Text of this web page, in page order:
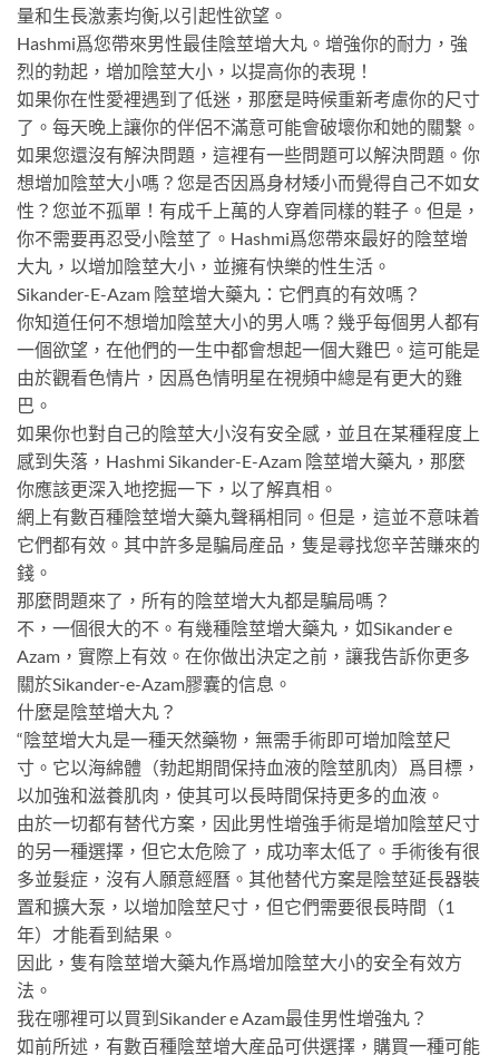
量和生長激素均衡,以引起性欲望。
Hashmi爲您帶來男性最佳陰莖增大丸。增強你的耐力，強
烈的勃起，增加陰莖大小，以提高你的表現！
如果你在性愛裡遇到了低迷，那麼是時候重新考慮你的尺寸
了。每天晚上讓你的伴侶不滿意可能會破壞你和她的關繫。
如果您還沒有解決問題，這裡有一些問題可以解決問題。你
想增加陰莖大小嗎？您是否因爲身材矮小而覺得自己不如女
性？您並不孤單！有成千上萬的人穿着同樣的鞋子。但是，
你不需要再忍受小陰莖了。Hashmi爲您帶來最好的陰莖增
大丸，以增加陰莖大小，並擁有快樂的性生活。
Sikander-E-Azam 陰莖增大藥丸：它們真的有效嗎？
你知道任何不想增加陰莖大小的男人嗎？幾乎每個男人都有
一個欲望，在他們的一生中都會想起一個大雞巴。這可能是
由於觀看色情片，因爲色情明星在視頻中總是有更大的雞
巴。
如果你也對自己的陰莖大小沒有安全感，並且在某種程度上
感到失落，Hashmi Sikander-E-Azam 陰莖增大藥丸，那麼
你應該更深入地挖掘一下，以了解真相。
網上有數百種陰莖增大藥丸聲稱相同。但是，這並不意味着
它們都有效。其中許多是騙局産品，隻是尋找您辛苦賺來的
錢。
那麼問題來了，所有的陰莖增大丸都是騙局嗎？
不，一個很大的不。有幾種陰莖增大藥丸，如Sikander e
Azam，實際上有效。在你做出決定之前，讓我告訴你更多
關於Sikander-e-Azam膠囊的信息。
什麼是陰莖增大丸？
“陰莖增大丸是一種天然藥物，無需手術即可增加陰莖尺
寸。它以海綿體（勃起期間保持血液的陰莖肌肉）爲目標，
以加強和滋養肌肉，使其可以長時間保持更多的血液。
由於一切都有替代方案，因此男性增強手術是增加陰莖尺寸
的另一種選擇，但它太危險了，成功率太低了。手術後有很
多並髮症，沒有人願意經曆。其他替代方案是陰莖延長器裝
置和擴大泵，以增加陰莖尺寸，但它們需要很長時間（1
年）才能看到結果。
因此，隻有陰莖增大藥丸作爲增加陰莖大小的安全有效方
法。
我在哪裡可以買到Sikander e Azam最佳男性增強丸？
如前所述，有數百種陰莖增大産品可供選擇，購買一種可能